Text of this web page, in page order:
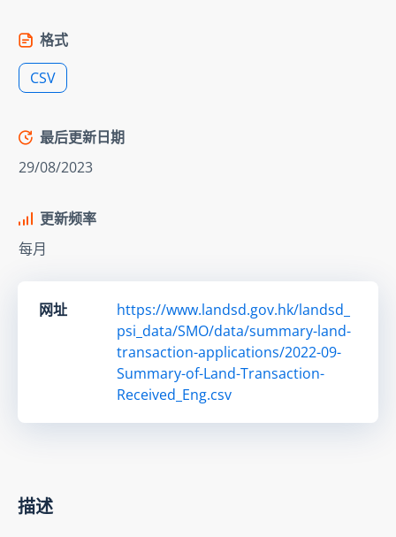
格式
CSV
最后更新日期
29/08/2023
更新频率
每月
网址
https://www.landsd.gov.hk/landsd_
psi_data/SMO/data/summary-land-
transaction-applications/2022-09-
Summary-of-Land-Transaction-
Received_Eng.csv
描述